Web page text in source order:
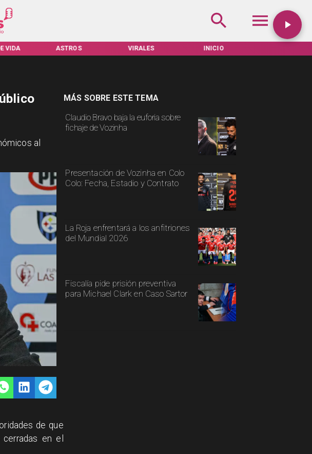
VIDA ASTROS VIRALES INICIO
Claudio Bravo baja la euforia sobre
fichaje de Vozinha
Presentación de Vozinha en Colo
Colo: Fecha, Estadio y Contrato
La Roja enfrentará a los anfitriones
del Mundial 2026
Fiscalía pide prisión preventiva
para Michael Clark en Caso Sartor
MÁS SOBRE ESTE TEMA
al
de que
en el